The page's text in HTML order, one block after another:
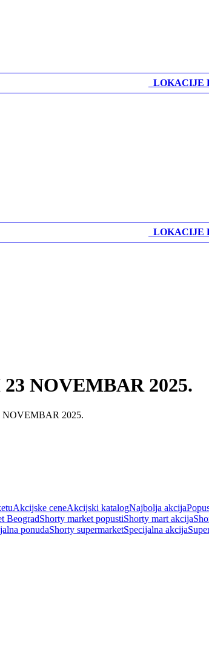
LOKACIJE
LOKACIJE
NOVEMBAR 2025.
2025.
Akcijske ceneAkcijski katalogNajbolja akcija
BeogradShorty market popustiShorty mart akcija
ponudaShorty supermarketSpecijalna akcija